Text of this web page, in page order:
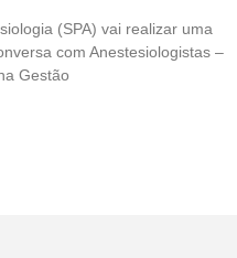
(SPA) vai realizar uma
com Anestesiologistas –
Gestão